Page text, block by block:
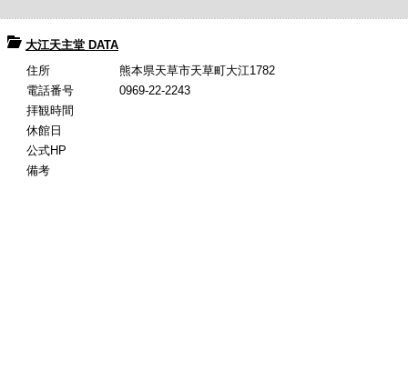
大江天主堂 DATA
住所
熊本県天草市天草町大江1782
電話番号
0969-22-2243
拝観時間
休館日
公式HP
備考